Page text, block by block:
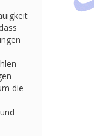
die